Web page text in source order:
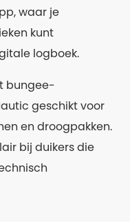
waar je
kunt
logboek.
bungee-
geschikt voor
en droogpakken.
bij duikers die